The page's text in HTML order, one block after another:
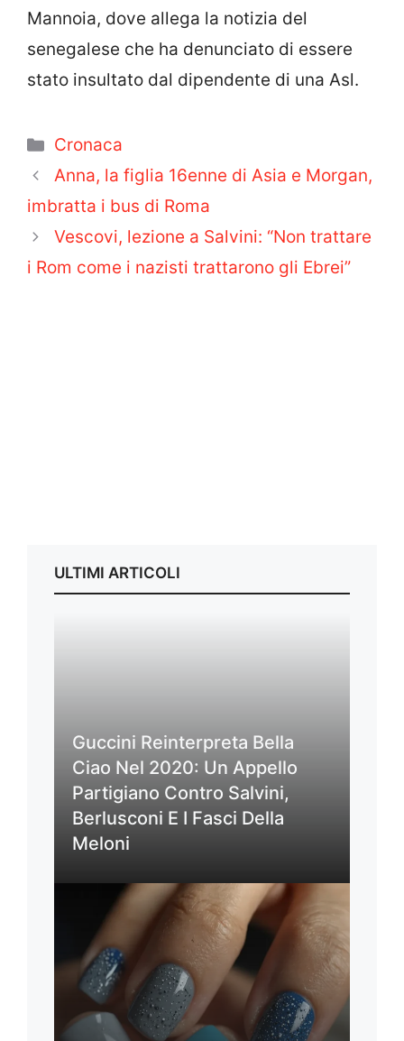
Mannoia, dove allega la notizia del
senegalese che ha denunciato di essere
stato insultato dal dipendente di una Asl.
Categorie
Cronaca
Anna, la figlia 16enne di Asia e Morgan,
imbratta i bus di Roma
Vescovi, lezione a Salvini: “Non trattare
i Rom come i nazisti trattarono gli Ebrei”
ULTIMI ARTICOLI
Guccini Reinterpreta Bella
Ciao Nel 2020: Un Appello
Partigiano Contro Salvini,
Berlusconi E I Fasci Della
Meloni